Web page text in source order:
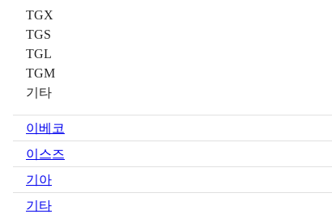
TGX
TGS
TGL
TGM
기타
이베코
이스즈
기아
기타